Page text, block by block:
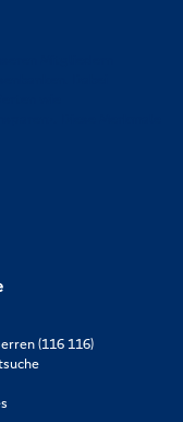
(116 116)